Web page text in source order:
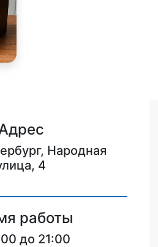
Народная
4
работы
до 21:00